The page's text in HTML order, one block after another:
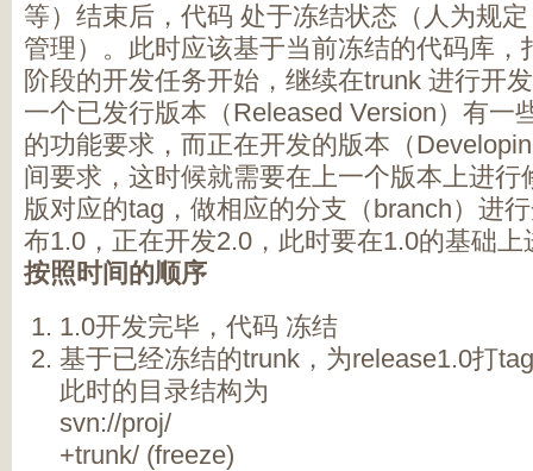
等）结束后，代码 处于冻结状态（人为规
管理）。此时应该基于当前冻结的代码库，
阶段的开发任务开始，继续在trunk 进行开
一个已发行版本（Released Version）有一
的功能要求，而正在开发的版本（
间要求，这时候就需要在上一个版本上进行
版对应的tag，做相应的分支（branch）进
布1.0，正在开发2.0，此时要在1.0的基础上
按照时间的顺序
1.0开发完毕，代码 冻结
基于已经冻结的trunk，为release1.0打tag
此时的目录结构为
svn://proj/
+trunk/ (freeze)